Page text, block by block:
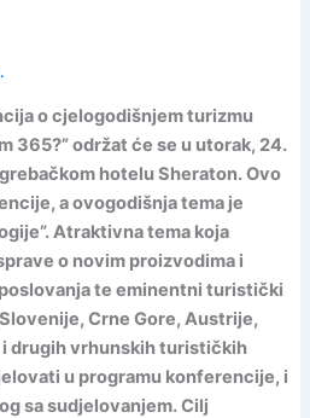
o cjelogodišnjem turizmu
365?” održat će se u utorak, 24.
hotelu Sheraton. Ovo
a ovogodišnja tema je
Atraktivna tema koja
o novim proizvodima i
te eminentni turistički
Crne Gore, Austrije,
i drugih vrhunskih turističkih
u programu konferencije, i
sa sudjelovanjem. Cilj